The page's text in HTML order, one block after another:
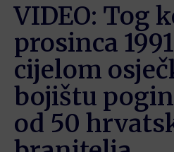
VIDEO: Tog
prosinca
cijelom
bojištu
od 50